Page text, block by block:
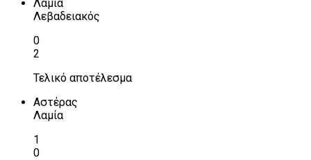
Λαμία
Λεβαδειακός
0
2
Τελικό αποτέλεσμα
Αστέρας
Λαμία
1
0